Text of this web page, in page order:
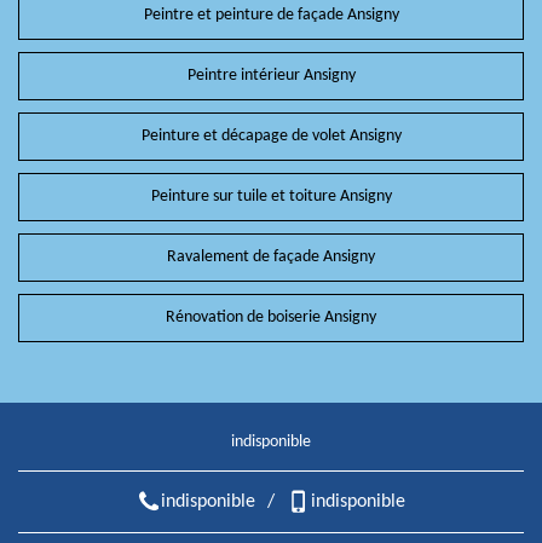
Peintre et peinture de façade Ansigny
Peintre intérieur Ansigny
Peinture et décapage de volet Ansigny
Peinture sur tuile et toiture Ansigny
Ravalement de façade Ansigny
Rénovation de boiserie Ansigny
indisponible
indisponible / indisponible